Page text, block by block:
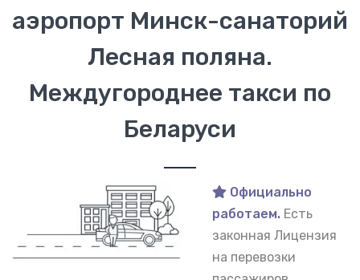
аэропорт Минск-санаторий
Лесная поляна.
Междугороднее такси по
Беларуси
Официально
работаем. Есть
законная Лицензия
на перевозки